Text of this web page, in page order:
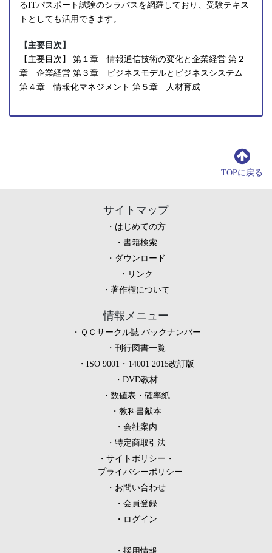
るITパスポート試験のシラバスを網羅しており、受験テキス
トとしても活用できます。
【主要目次】
【主要目次】 第１章 情報通信技術の変化と企業経営 第２
章 企業経営 第３章 ビジネスモデルとビジネスシステム
第４章 情報化マネジメント 第５章 人材育成
TOPに戻る
サイトマップ
はじめての方
書籍検索
ダウンロード
リンク
著作権について
情報メニュー
ＱＣサークル誌 バックナンバー
刊行図書一覧
ISO 9001・14001 2015改訂版
DVD教材
数値表・確率紙
教科書献本
会社案内
特定商取引法
サイトポリシー・
プライバシーポリシー
お問い合わせ
会員登録
ログイン
採用情報